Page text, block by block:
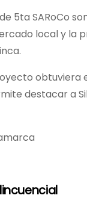
5ta SARoCo
local y la
destacar a